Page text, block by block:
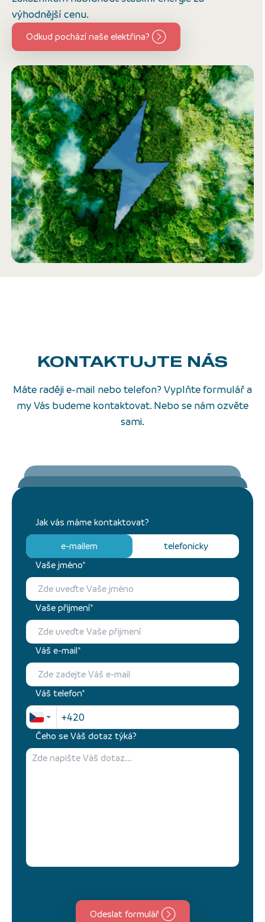
výhodnější cenu.
Odkud pochází naše elektřina?
KONTAKTUJTE NÁS
Máte raději e-mail nebo telefon? Vyplňte formulář a
my Vás budeme kontaktovat. Nebo se nám ozvěte
sami.
Jak vás máme kontaktovat?
e-mailem
telefonicky
Vaše jméno*
Vaše přijmení*
Váš e-mail*
Váš telefon*
Čeho se Váš dotaz týká?
Odeslat formulář